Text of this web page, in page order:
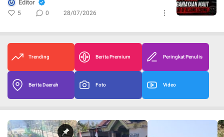
Editor
5 0 28/07/2026
Trending Berita Premium Peringkat Penulis
Berita Daerah Foto Video